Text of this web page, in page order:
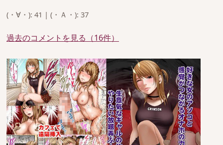
(・∀・): 41 | (・Ａ・): 37
過去のコメントを見る（16件）